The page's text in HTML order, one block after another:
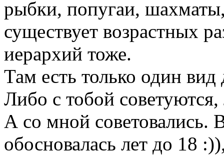
рыбки, попугаи,
существует возрастных
иерархий тоже.
Там есть только один
Либо с тобой советуются,
А со мной советовались.
обосновалась лет до 18